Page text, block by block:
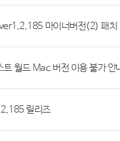
마이너버전(2) 패
월드 Mac 버전 이용 불가 안
릴리즈